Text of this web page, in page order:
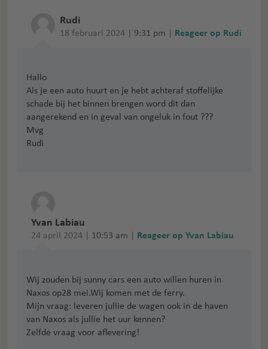
Rudi
18 februari 2024 | 9:31 pm Reageer op Rudi
Hallo
Als je een auto huurt en je hebt achteraf stoffelijke
schade bij het binnen brengen word dit dan
aangerekend en in geval van ongeluk in fout ???
Mvg
Rudi
Yvan Labiau
24 april 2024 | 10:53 am Reageer op Yvan Labiau
Wij zouden bij sunny cars een auto willen huren in
Naxos op28 mei.Wij komen met de ferry.
Mijn vraag: leveren jullie de wagen ook in de haven
van Naxos als jullie het uur kennen?
Zelfde vraag voor aflevering!